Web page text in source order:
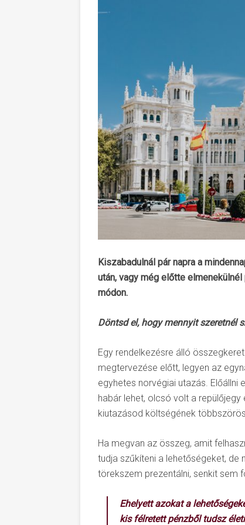
Kiszabadulnál pár napra a
után, vagy még előtte
módon.
Döntsd el, hogy mennyit szeretnél
Egy rendelkezésre álló
megtervezése előtt, legyen az
egyhetes norvégiai utazás.
habár lehet, olcsó volt a
kiutazásod költségének
Ha megvan az összeg, amit
tudja szűkíteni a lehetőségeket,
törekszem prezentálni, senkit sem
Ehelyett azokat a
kis félretett pénzből tudsz